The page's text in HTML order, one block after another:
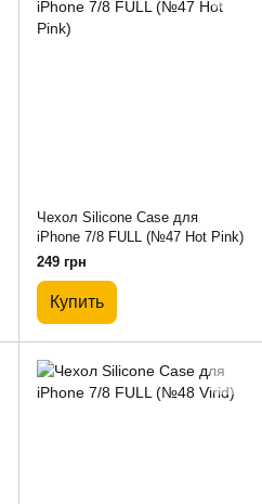
Чехол Silicone Case для
iPhone 7/8 FULL (№47 Hot Pink)
249 грн
Купить